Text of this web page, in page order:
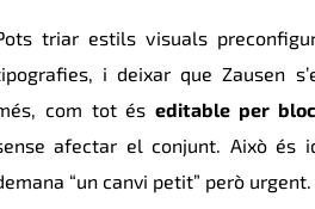
triar estils visuals
i deixar que Zausen
com tot éseditable per
afectar el conjunt. Això és
“un canvi petit” però urgent.